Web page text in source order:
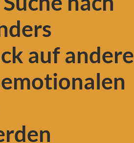
auf andere